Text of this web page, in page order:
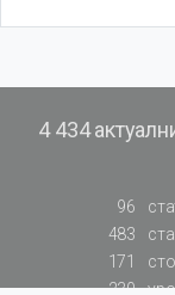
4 434
96
483
171
230